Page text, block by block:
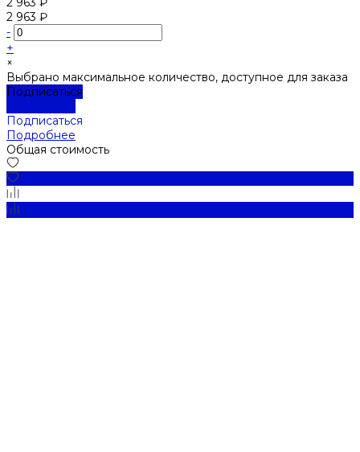
2 963 ₽
-
+
×
Выбрано максимальное количество, доступное для заказа
Подписаться
Подписаться
Подробнее
Общая стоимость